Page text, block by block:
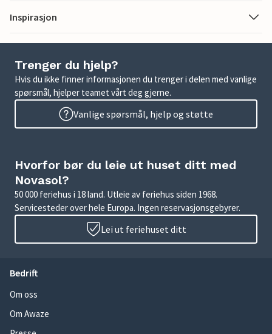
Inspirasjon
Trenger du hjelp?
Hvis du ikke finner informasjonen du trenger i delen med vanlige
spørsmål, hjelper teamet vårt deg gjerne.
Vanlige spørsmål, hjelp og støtte
Hvorfor bør du leie ut huset ditt med
Novasol?
50 000 feriehus i 18 land. Utleie av feriehus siden 1968.
Servicesteder over hele Europa. Ingen reservasjonsgebyrer.
Lei ut feriehuset ditt
Bedrift
Om oss
Om Awaze